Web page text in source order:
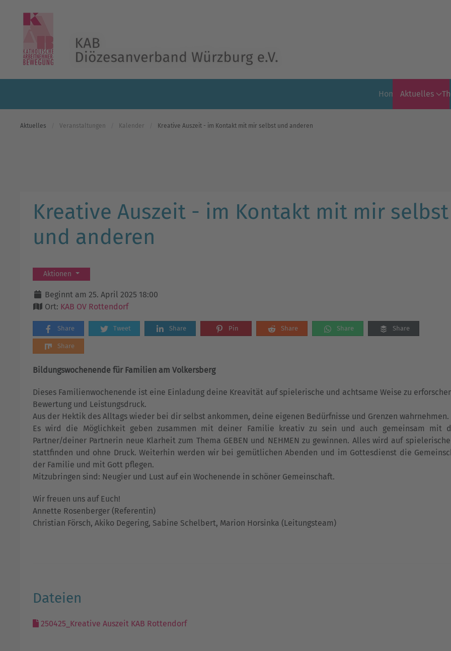
Skip to main content
Home Aktuelles
Aktuelles Veranstaltungen Kalender Kreative Auszeit - im Kontakt mit mir selbst und anderen
Kreative Auszeit - im Kontakt mit mir selbst
und anderen
Aktionen
Beginnt am 25. April 2025 18:00
Ort: KAB OV Rottendorf
Share Tweet Share Pin Share Share Share
Share
Bildungswochenende für Familien am Volkersberg
Dieses Familienwochenende ist eine Einladung deine Kreavität auf spielerische und achtsame Weise zu
Bewertung und Leistungsdruck.
Aus der Hektik des Alltags wieder bei dir selbst ankommen, deine eigenen Bedürfnisse und Grenzen wahrnehmen.
Es wird die Möglichkeit geben zusammen mit deiner Familie kreativ zu sein und auch gemeinsam mit
Partner/deiner Partnerin neue Klarheit zum Thema GEBEN und NEHMEN zu gewinnen. Alles wird auf
stattfinden und ohne Druck. Weiterhin werden wir bei gemütlichen Abenden und im Gottesdienst die
der Familie und mit Gott pflegen.
Mitzubringen sind: Neugier und Lust auf ein Wochenende in schöner Gemeinschaft.
Wir freuen uns auf Euch!
Annette Rosenberger (Referentin)
Christian Försch, Akiko Degering, Sabine Schelbert, Marion Horsinka (Leitungsteam)
Dateien
250425_Kreative Auszeit KAB Rottendorf